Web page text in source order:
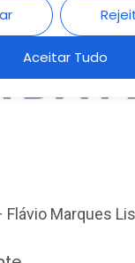
Flávio Marques